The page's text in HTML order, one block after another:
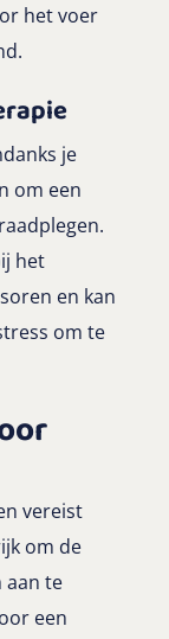
het voer
je
om een
het
en kan
om te
vereist
om de
aan te
een